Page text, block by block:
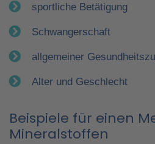
sportliche Betätigung
Schwangerschaft
allgemeiner
Alter und Geschlecht
Beispiele für einen
Mineralstoffen